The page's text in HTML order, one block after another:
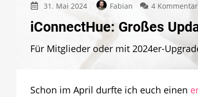
31. Mai 2024 Fabian 4
iConnectHue: Großes
Für Mitglieder oder mit 2024er-
Schon im April durfte ich euch einen